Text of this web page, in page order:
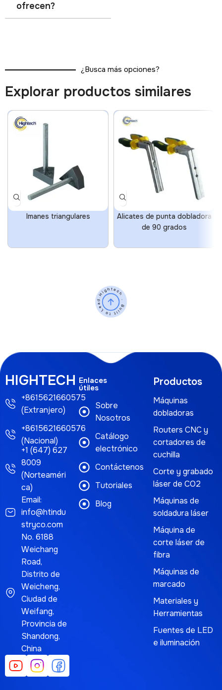
ofrecen?
¿Busca más opciones?
Explorar productos similares
Imanes triangulares
Alicates de punta dobladora
de 90 grados
HIGHTECH
+8615621660575
(Extranjero)
+8615621660576
(Nacional)
+1 (647) 627
8009
(Norteaméri
ca)
Email:
info@htindu
stryco.com
No. 6188
Weichang
Road,
Distrito de
Weicheng,
Ciudad de
Weifang,
Provincia de
Shandong,
China
Enlaces
útiles
Sobre
Nosotros
Catálogo
electrónico
Contáctenos
Tutoriales
Blog
Productos
Máquinas
dobladoras
Routers CNC y
cortadores de
cuchilla
Corte y grabado
láser de CO2
Máquinas de
soldadura láser
Máquina de
corte láser de
fibra
Máquinas de
marcado
Materiales y
Herramientas
Fuentes de LED
e iluminación